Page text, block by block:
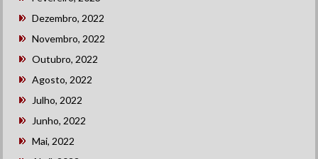
Dezembro, 2022
Novembro, 2022
Outubro, 2022
Agosto, 2022
Julho, 2022
Junho, 2022
Mai, 2022